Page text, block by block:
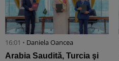
16:01 • Daniela Oancea
Arabia Saudită, Turcia şi